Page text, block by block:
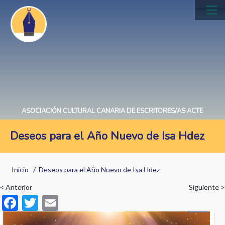
Pasar
contenido
principal
ASOCIACIÓN CULTURAL CANARIA DE ESCRITORES/AS ACTE
Deseos para el Año Nuevo de Isa Hdez
Sobrescribir
enlaces
de
ayuda
Inicio Deseos para el Año Nuevo de Isa Hdez
< Anterior Siguiente >
F
ac
T
w m